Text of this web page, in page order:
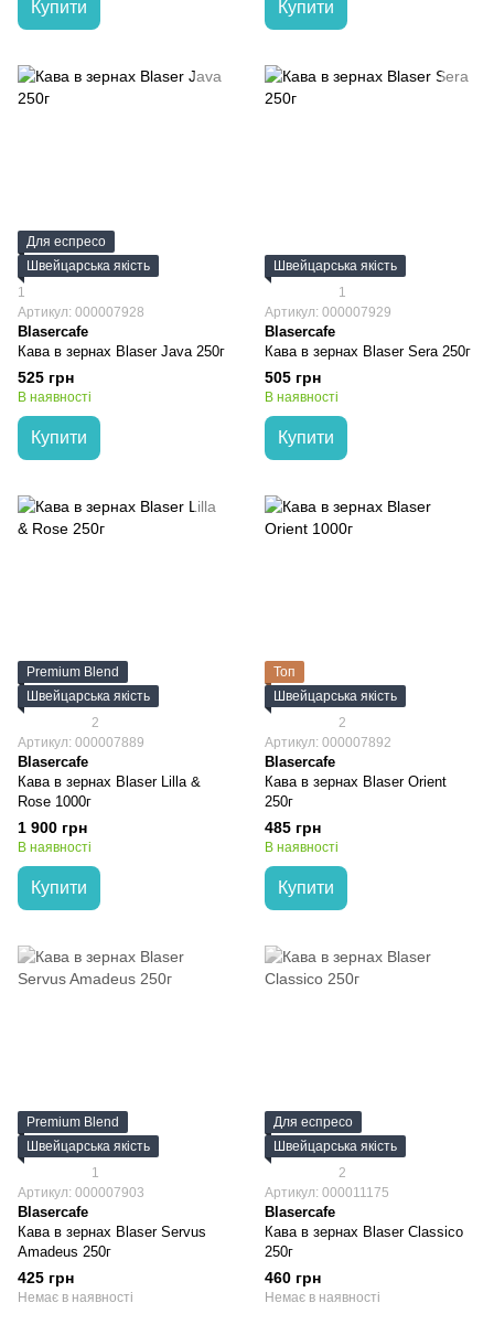
Купити Купити
Для еспресо
Швейцарська якість
1
Артикул: 000007928
Blasercafe
Кава в зернах Blaser Java 250г
525 грн
В наявності
Купити
Швейцарська якість
1
Артикул: 000007929
Blasercafe
Кава в зернах Blaser Sera 250г
505 грн
В наявності
Купити
Premium Blend
Швейцарська якість
2
Артикул: 000007889
Blasercafe
Кава в зернах Blaser Lilla &
Rose 1000г
1 900 грн
В наявності
Купити
Топ
Швейцарська якість
2
Артикул: 000007892
Blasercafe
Кава в зернах Blaser Orient
250г
485 грн
В наявності
Купити
Premium Blend
Швейцарська якість
1
Артикул: 000007903
Blasercafe
Кава в зернах Blaser Servus
Amadeus 250г
425 грн
Немає в наявності
Для еспресо
Швейцарська якість
2
Артикул: 000011175
Blasercafe
Кава в зернах Blaser Classico
250г
460 грн
Немає в наявності